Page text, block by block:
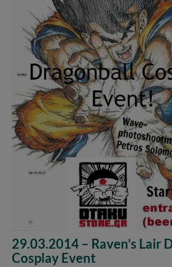
29.03.2014 – Raven’s Lair
Cosplay Event